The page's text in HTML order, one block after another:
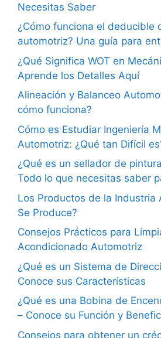
Necesitas Saber
¿Cómo funciona el deducible
automotriz? Una guía para
¿Qué Significa WOT en
Aprende los Detalles Aquí
Alineación y Balanceo
cómo funciona?
Cómo es Estudiar Ingeniería
Automotriz: ¿Qué tan Difícil
¿Qué es un sellador de
Todo lo que necesitas saber
Los Productos de la Industria
Se Produce?
Consejos Prácticos para
Acondicionado Automotriz
¿Qué es un Sistema de
Conoce sus Características
¿Qué es una Bobina de
– Conoce su Función y
Consejos para obtener un